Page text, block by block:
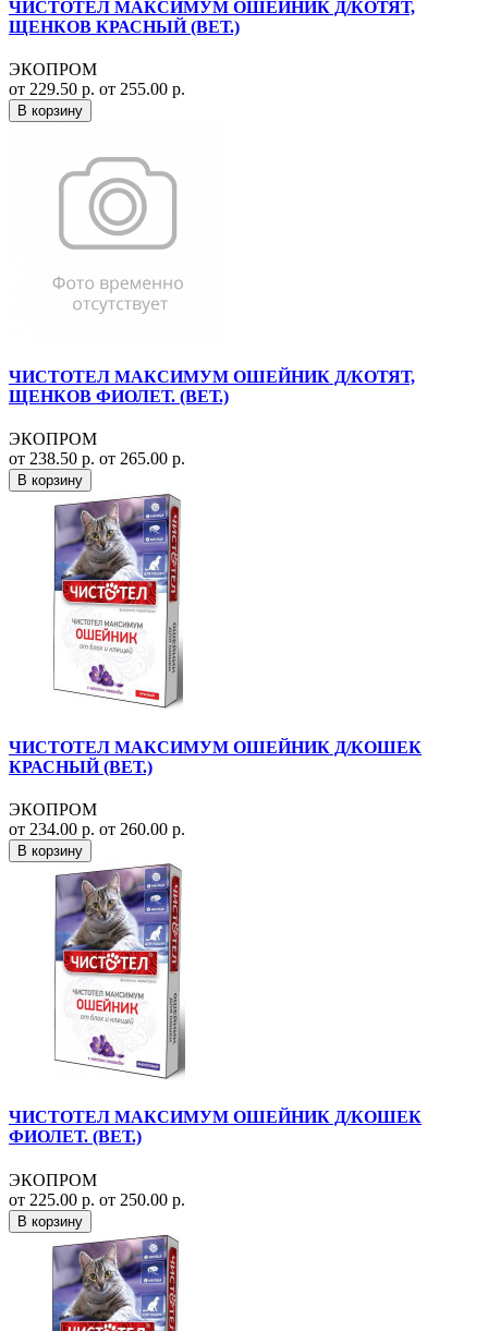
ЧИСТОТЕЛ МАКСИМУМ ОШЕЙНИК Д/КОТЯТ,
ЩЕНКОВ КРАСНЫЙ (ВЕТ.)
ЭКОПРОМ
от 229.50 р. от 255.00 р.
В корзину
ЧИСТОТЕЛ МАКСИМУМ ОШЕЙНИК Д/КОТЯТ,
ЩЕНКОВ ФИОЛЕТ. (ВЕТ.)
ЭКОПРОМ
от 238.50 р. от 265.00 р.
В корзину
ЧИСТОТЕЛ МАКСИМУМ ОШЕЙНИК Д/КОШЕК
КРАСНЫЙ (ВЕТ.)
ЭКОПРОМ
от 234.00 р. от 260.00 р.
В корзину
ЧИСТОТЕЛ МАКСИМУМ ОШЕЙНИК Д/КОШЕК
ФИОЛЕТ. (ВЕТ.)
ЭКОПРОМ
от 225.00 р. от 250.00 р.
В корзину